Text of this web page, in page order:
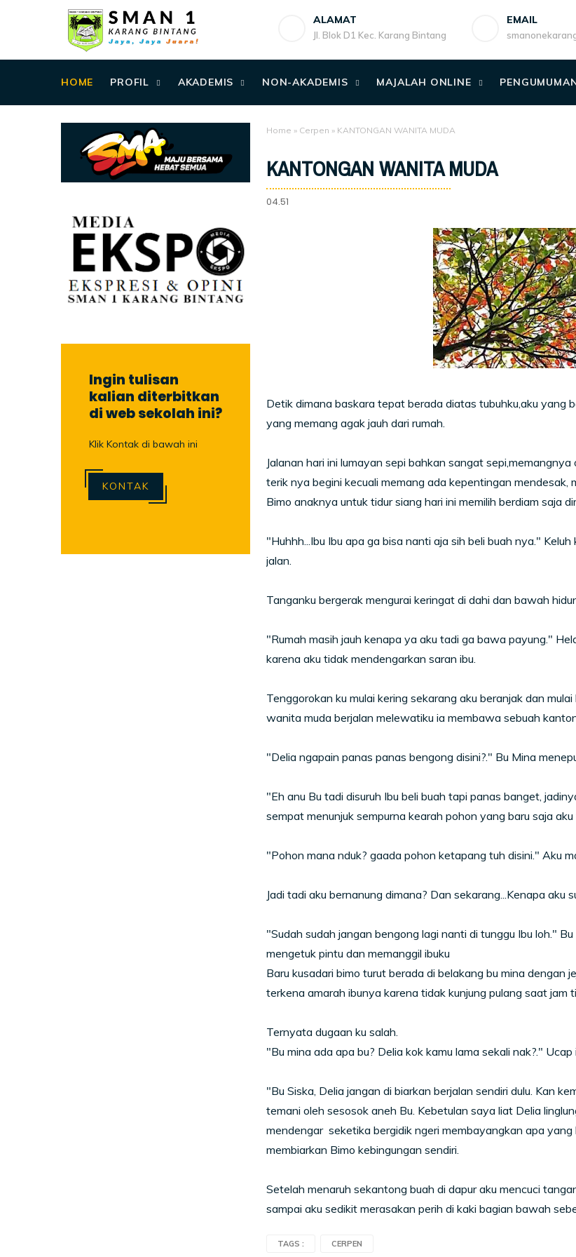
ALAMAT
Jl. Blok D1 Kec. Karang Bintang
EMAIL
HOME PROFIL AKADEMIS NON-AKADEMIS MAJALAH ONLINE
Home » Cerpen » KANTONGAN WANITA MUDA
KANTONGAN WANITA MUDA
04.51
Detik dimana baskara tepat berada diatas tubuhku,aku
yang memang agak jauh dari rumah.
Jalanan hari ini lumayan sepi bahkan sangat
terik nya begini kecuali memang ada kepentingan mendesak,
Bimo anaknya untuk tidur siang hari ini memilih berdiam saja
"Huhhh...Ibu Ibu apa ga bisa nanti aja sih beli buah nya."
jalan.
Tanganku bergerak mengurai keringat di dahi dan bawah
"Rumah masih jauh kenapa ya aku tadi ga bawa payung."
karena aku tidak mendengarkan saran ibu.
Tenggorokan ku mulai kering sekarang aku beranjak dan
wanita muda berjalan melewatiku ia membawa sebuah
"Delia ngapain panas panas bengong disini?." Bu Mina
"Eh anu Bu tadi disuruh Ibu beli buah tapi panas banget,
sempat menunjuk sempurna kearah pohon yang baru saja
"Pohon mana nduk? gaada pohon ketapang tuh disini." Aku
Jadi tadi aku bernanung dimana? Dan sekarang...Kenapa aku
"Sudah sudah jangan bengong lagi nanti di tunggu Ibu loh."
mengetuk pintu dan memanggil ibuku
Baru kusadari bimo turut berada di belakang bu mina
terkena amarah ibunya karena tidak kunjung pulang saat jam
Ternyata dugaan ku salah.
"Bu mina ada apa bu? Delia kok kamu lama sekali nak?." Ucap
"Bu Siska, Delia jangan di biarkan berjalan sendiri dulu. Kan
temani oleh sesosok aneh Bu. Kebetulan saya liat Delia
mendengar seketika bergidik ngeri membayangkan apa yang
membiarkan Bimo kebingungan sendiri.
Setelah menaruh sekantong buah di dapur aku mencuci
sampai aku sedikit merasakan perih di kaki bagian bawah
TAGS : CERPEN
Ingin tulisan
kalian diterbitkan
di web sekolah ini?
Klik Kontak di bawah ini
KONTAK